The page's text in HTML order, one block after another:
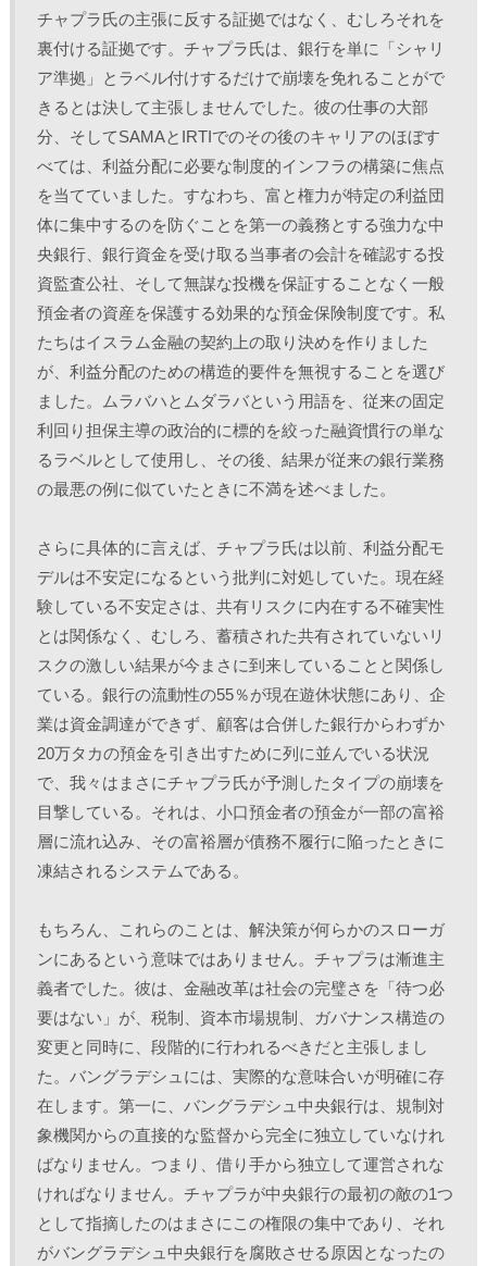
チャプラ氏の主張に反する証拠ではなく、むしろそれを
裏付ける証拠です。チャプラ氏は、銀行を単に「シャリ
ア準拠」とラベル付けするだけで崩壊を免れることがで
きるとは決して主張しませんでした。彼の仕事の大部
分、そしてSAMAとIRTIでのその後のキャリアのほぼす
べては、利益分配に必要な制度的インフラの構築に焦点
を当てていました。すなわち、富と権力が特定の利益団
体に集中するのを防ぐことを第一の義務とする強力な中
央銀行、銀行資金を受け取る当事者の会計を確認する投
資監査公社、そして無謀な投機を保証することなく一般
預金者の資産を保護する効果的な預金保険制度です。私
たちはイスラム金融の契約上の取り決めを作りました
が、利益分配のための構造的要件を無視することを選び
ました。ムラバハとムダラバという用語を、従来の固定
利回り担保主導の政治的に標的を絞った融資慣行の単な
るラベルとして使用し、その後、結果が従来の銀行業務
の最悪の例に似ていたときに不満を述べました。
さらに具体的に言えば、チャプラ氏は以前、利益分配モ
デルは不安定になるという批判に対処していた。現在経
験している不安定さは、共有リスクに内在する不確実性
とは関係なく、むしろ、蓄積された共有されていないリ
スクの激しい結果が今まさに到来していることと関係し
ている。銀行の流動性の55％が現在遊休状態にあり、企
業は資金調達ができず、顧客は合併した銀行からわずか
20万タカの預金を引き出すために列に並んでいる状況
で、我々はまさにチャプラ氏が予測したタイプの崩壊を
目撃している。それは、小口預金者の預金が一部の富裕
層に流れ込み、その富裕層が債務不履行に陥ったときに
凍結されるシステムである。
もちろん、これらのことは、解決策が何らかのスローガ
ンにあるという意味ではありません。チャプラは漸進主
義者でした。彼は、金融改革は社会の完璧さを「待つ必
要はない」が、税制、資本市場規制、ガバナンス構造の
変更と同時に、段階的に行われるべきだと主張しまし
た。バングラデシュには、実際的な意味合いが明確に存
在します。第一に、バングラデシュ中央銀行は、規制対
象機関からの直接的な監督から完全に独立していなけれ
ばなりません。つまり、借り手から独立して運営されな
ければなりません。チャプラが中央銀行の最初の敵の1つ
として指摘したのはまさにこの権限の集中であり、それ
がバングラデシュ中央銀行を腐敗させる原因となったの